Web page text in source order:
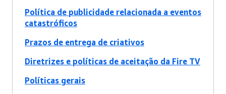
Política de publicidade relacionada a eventos
catastróficos
Prazos de entrega de criativos
Diretrizes e políticas de aceitação da Fire TV
Políticas gerais